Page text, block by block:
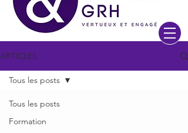
ARTICLES
Tous les posts
Formation
Tous les posts